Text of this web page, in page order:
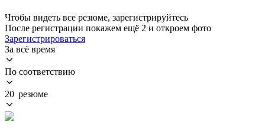
Чтобы видеть все резюме, зарегистрируйтесь
После регистрации покажем ещё 2 и откроем фото
Зарегистрироваться
За всё время
По соответствию
20 резюме